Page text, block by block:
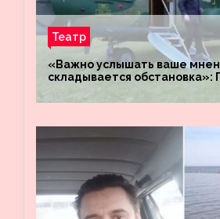
Театр
«Важно услышать ваше
складывается обстановка»:
«Восток»